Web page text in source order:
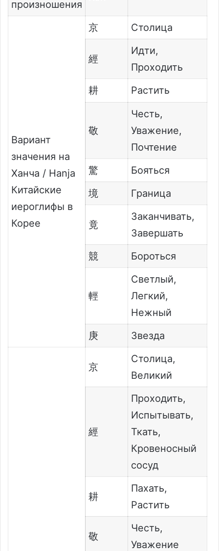
произношения
Вариант
значения на
Ханча / Hanja
Китайские
иероглифы в
Корее
京 Столица
經
Идти,
Проходить
耕
Растить
敬
Честь,
Уважение,
Почтение
驚
Бояться
境
Граница
竟
Заканчивать,
Завершать
競
Бороться
輕
Светлый,
Легкий,
Нежный
庚
Звезда
京
Столица,
Великий
經
Проходить,
Испытывать,
Ткать,
Кровеносный
сосуд
耕
Пахать,
Растить
敬
Честь,
Уважение